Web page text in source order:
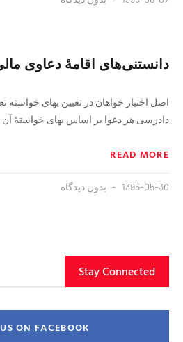
دانستنى‌هاى اقامهٔ دعاوى
اصل اختيار خواهان در تعيين بهاى خواسته
دادرسى هر دعوا بر اساس بهاى خواستهٔ آن
READ MORE
1395-05-30 بدون دیدگاه
Stay Connected
ON FACEBOOK